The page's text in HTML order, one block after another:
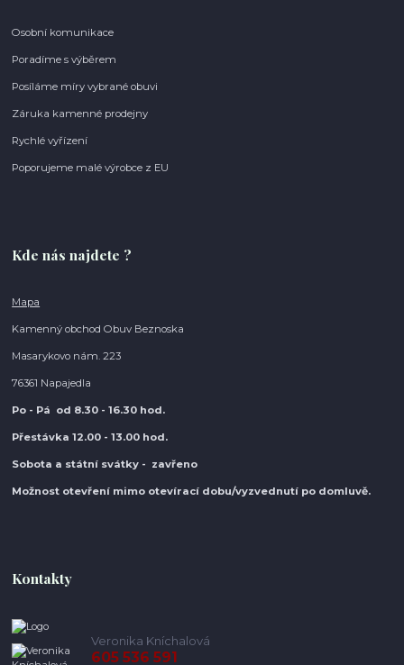
Osobní komunikace
Poradíme s výběrem
Posíláme míry vybrané obuvi
Záruka kamenné prodejny
Rychlé vyřízení
Poporujeme malé výrobce z EU
Kde nás najdete ?
Mapa
Kamenný obchod Obuv Beznoska
Masarykovo nám. 223
76361 Napajedla
Po - Pá od 8.30 - 16.30 hod.
Přestávka 12.00 - 13.00 hod.
Sobota a státní svátky - zavřeno
Možnost otevření mimo otevírací dobu/vyzvednutí po domluvě.
Kontakty
Veronika Kníchalová
605 536 591